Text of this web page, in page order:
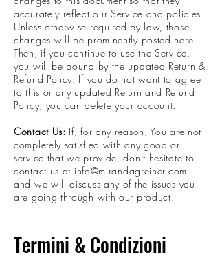
accurately reflect our Service and policies.
Unless otherwise required by law, those
changes will be prominently posted here.
Then, if you continue to use the Service,
you will be bound by the updated Return &
Refund Policy. If you do not want to agree
to this or any updated Return and Refund
Policy, you can delete your account.
Contact Us: If, for any reason, You are not
completely satisfied with any good or
service that we provide, don't hesitate to
contact us at info@mirandagreiner.com
and we will discuss any of the issues you
are going through with our product.
Termini & Condizioni